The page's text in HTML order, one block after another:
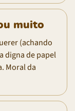
muito
(achando
digna de papel
Moral da